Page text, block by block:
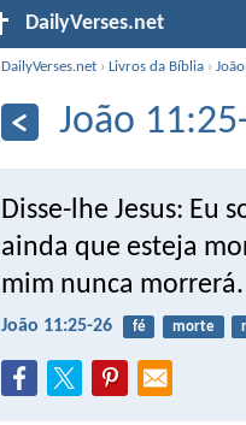
DailyVerses.net
DailyVerses.net ›Livros da Bíblia ›João
João
Disse-lhe Jesus: Eu
ainda que esteja
mim nunca morrerá.
João 11:25-26 fé morte